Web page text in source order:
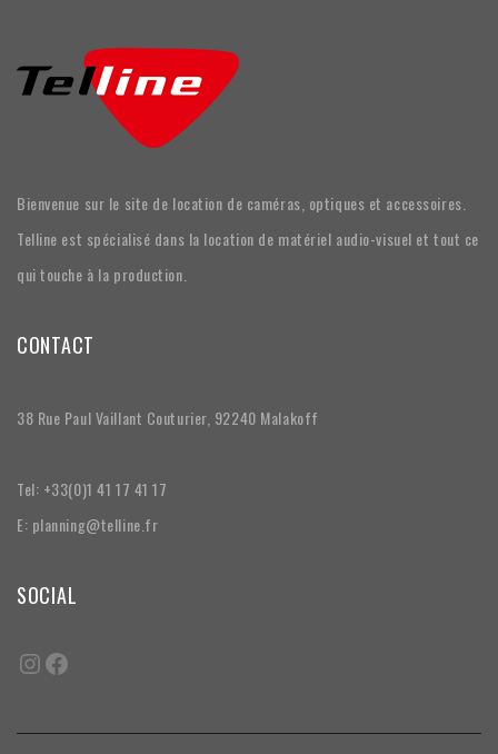
Bienvenue sur le site de location de caméras, optiques et accessoires.
Telline est spécialisé dans la location de matériel audio-visuel et tout ce
qui touche à la production.
CONTACT
38 Rue Paul Vaillant Couturier, 92240 Malakoff
Tel: +33(0)1 41 17 41 17
E: planning@telline.fr
SOCIAL